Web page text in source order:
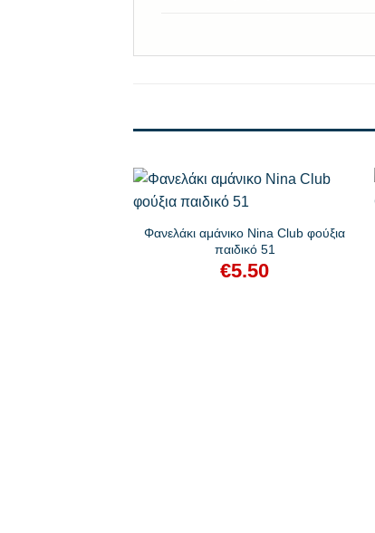
+
Φανελάκι αμάνικο Nina Club φούξια
παιδικό 51
€5.50